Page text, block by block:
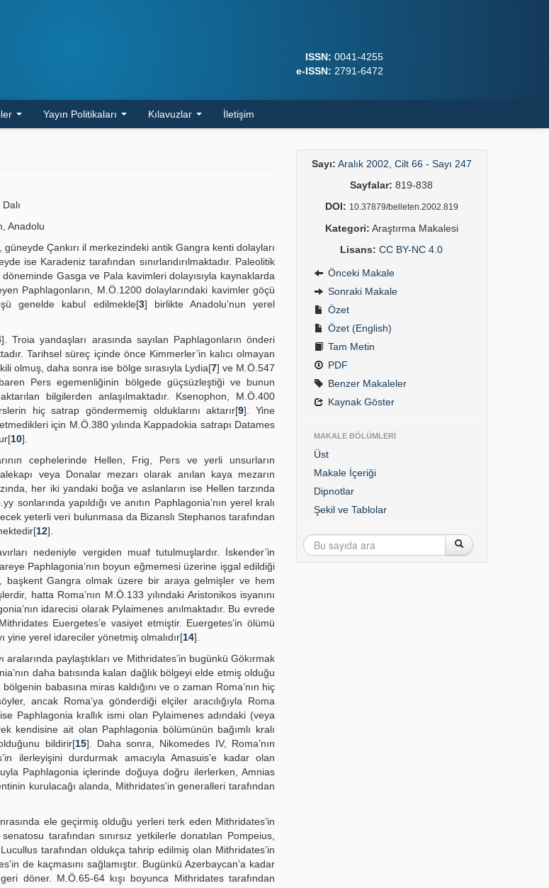
ISSN: 0041-4255
e-ISSN: 2791-6472
Yayın Politikaları Kılavuzlar İletişim
Anadolu
Çankırı il merkezindeki antik Gangra kenti dolayları
ise Karadeniz tarafından sınırlandırılmaktadır. Paleolitik
Gasga ve Pala kavimleri dolayısıyla kaynaklarda
Paphlagonların, M.Ö.1200 dolaylarındaki kavimler göçü
genelde kabul edilmekle[3] birlikte Anadolu’nun yerel
]. Troia yandaşları arasında sayılan Paphlagonların önderi
Tarihsel süreç içinde önce Kimmerler’in kalıcı olmayan
olmuş, daha sonra ise bölge sırasıyla Lydia[7] ve M.Ö.547
Pers egemenliğinin bölgede güçsüzleştiği ve bunun
bilgilerden anlaşılmaktadır. Ksenophon, M.Ö.400
hiç satrap göndermemiş olduklarını aktarır[9]. Yine
için M.Ö.380 yılında Kappadokia satrapı Datames
10].
cephelerinde Hellen, Frig, Pers ve yerli unsurların
veya Donalar mezarı olarak anılan kaya mezarın
her iki yandaki boğa ve aslanların ise Hellen tarzında
sonlarında yapıldığı ve anıtın Paphlagonia’nın yerel kralı
yeterli veri bulunmasa da Bizanslı Stephanos tarafından
12].
nedeniyle vergiden muaf tutulmuşlardır. İskender’in
Paphlagonia’nın boyun eğmemesi üzerine işgal edildiği
başkent Gangra olmak üzere bir araya gelmişler ve hem
hatta Roma’nın M.Ö.133 yılındaki Aristonikos isyanını
idarecisi olarak Pylaimenes anılmaktadır. Bu evrede
Euergetes’e vasiyet etmiştir. Euergetes’in ölümü
yine yerel idareciler yönetmiş olmalıdır[14].
paylaştıkları ve Mithridates’in bugünkü Gökırmak
daha batısında kalan dağlık bölgeyi elde etmiş olduğu
babasına miras kaldığını ve o zaman Roma’nın hiç
ancak Roma’ya gönderdiği elçiler aracılığıyla Roma
Paphlagonia krallık ismi olan Pylaimenes adındaki (veya
kendisine ait olan Paphlagonia bölümünün bağımlı kralı
bildirir[15]. Daha sonra, Nikomedes IV, Roma’nın
ilerleyişini durdurmak amacıyla Amasuis’e kadar olan
Paphlagonia içlerinde doğuya doğru ilerlerken, Amnias
kurulacağı alanda, Mithridates'in generalleri tarafından
ele geçirmiş olduğu yerleri terk eden Mithridates’in
tarafından sınırsız yetkilerle donatılan Pompeius,
tarafından oldukça tahrip edilmiş olan Mithridates’in
de kaçmasını sağlamıştır. Bugünkü Azerbaycan’a kadar
döner. M.Ö.65-64 kışı boyunca Mithridates tarafından
Sayı: Aralık 2002, Cilt 66 - Sayı 247
Sayfalar: 819-838
DOI: 10.37879/belleten.2002.819
Kategori: Araştırma Makalesi
Lisans: CC BY-NC 4.0
Önceki Makale
Sonraki Makale
Özet
Özet (English)
Tam Metin
PDF
Benzer Makaleler
Kaynak Göster
MAKALE BÖLÜMLERİ
Üst
Makale İçeriği
Dipnotlar
Şekil ve Tablolar